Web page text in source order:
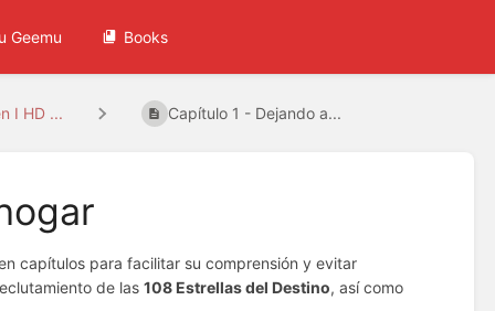
Geemu Books
I HD ... Capítulo 1 - Dejando a...
capítulos para facilitar su comprensión y evitar
de las108 Estrellas del Destino, así como